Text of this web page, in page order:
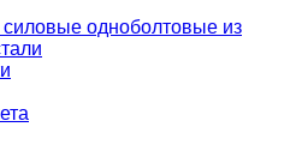
одноболтовые из